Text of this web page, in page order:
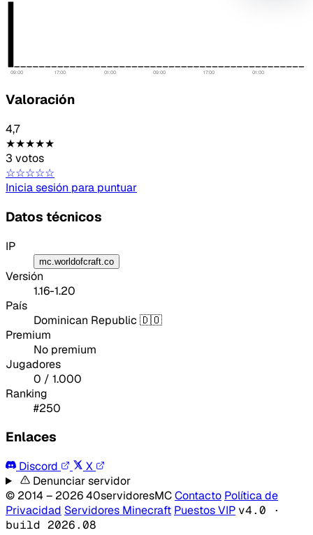
09:00 17:00 01:00 09:00 17:00 01:00
Valoración
4,7
★★★★★
3 votos
☆☆☆☆☆
Inicia sesión para puntuar
Datos técnicos
IP
mc.worldofcraft.co
Versión
1.16-1.20
País
Dominican Republic 🇩🇴
Premium
No premium
Jugadores
0 / 1.000
Ranking
#250
Enlaces
Discord
X
Denunciar servidor
© 2014 – 2026 40servidoresMCContacto Política de
Privacidad Servidores Minecraft Puestos VIP v4.0 ·
build 2026.08
Lo que falla
Email